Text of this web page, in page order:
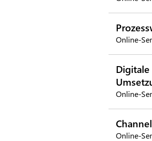
Online-
Online-
Online-